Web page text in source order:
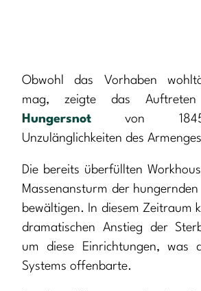
Obwohl das Vorhaben
mag, zeigte das
Hungersnot von
Unzulänglichkeiten des
Die bereits überfüllten
Massenansturm der
bewältigen. In diesem Zeitraum
dramatischen Anstieg der
um diese Einrichtungen, was
Systems offenbarte.